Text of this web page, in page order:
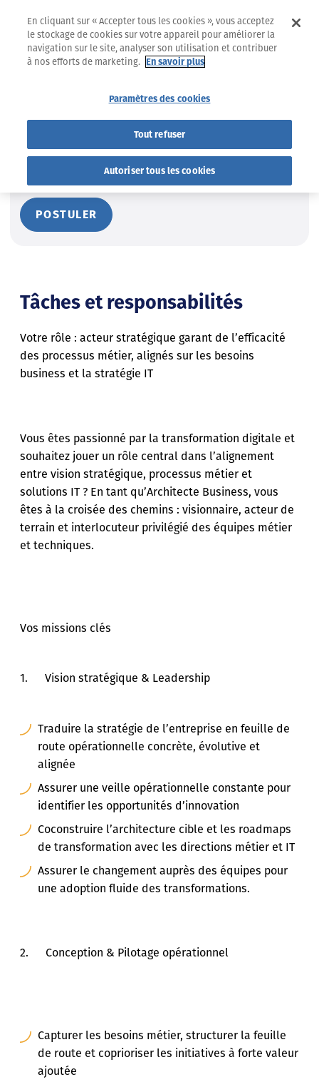
Retour sur la page Trouvez le job qui VOUS convient !
Architecte business (h/f/x)
POSTULER
Tâches et responsabilités
Votre rôle : acteur stratégique garant de l’efficacité
des processus métier, alignés sur les besoins
business et la stratégie IT
Vous êtes passionné par la transformation digitale et
souhaitez jouer un rôle central dans l’alignement
entre vision stratégique, processus métier et
solutions IT ? En tant qu’Architecte Business, vous
êtes à la croisée des chemins : visionnaire, acteur de
terrain et interlocuteur privilégié des équipes métier
et techniques.
Vos missions clés
1. Vision stratégique & Leadership
Traduire la stratégie de l’entreprise en feuille de
route opérationnelle concrète, évolutive et
alignée
Assurer une veille opérationnelle constante pour
identifier les opportunités d’innovation
Coconstruire l’architecture cible et les roadmaps
de transformation avec les directions métier et IT
Assurer le changement auprès des équipes pour
une adoption fluide des transformations.
2. Conception & Pilotage opérationnel
Capturer les besoins métier, structurer la feuille
de route et coprioriser les initiatives à forte valeur
ajoutée
En cliquant sur « Accepter tous les cookies », vous acceptez
le stockage de cookies sur votre appareil pour améliorer la
navigation sur le site, analyser son utilisation et contribuer
à nos efforts de marketing. En savoir plus
Paramètres des cookies
Tout refuser
Autoriser tous les cookies